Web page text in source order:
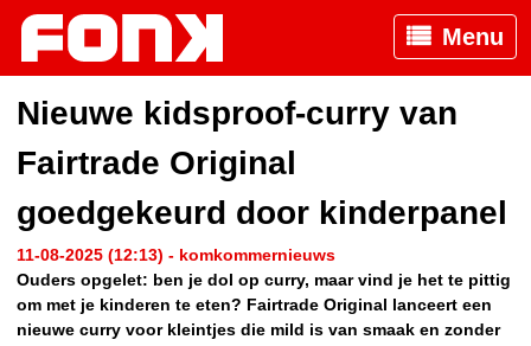
Menu
Nieuwe kidsproof-curry van
Fairtrade Original
goedgekeurd door kinderpanel
11-08-2025 (12:13) - komkommernieuws
Ouders opgelet: ben je dol op curry, maar vind je het te pittig
om met je kinderen te eten? Fairtrade Original lanceert een
nieuwe curry voor kleintjes die mild is van smaak en zonder